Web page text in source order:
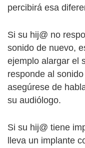
percibirá esa
Si su hij@ no
sonido de nuevo,
ejemplo alargar el
responde al
asegúrese de
su audiólogo.
Si su hij@ tiene
lleva un implante